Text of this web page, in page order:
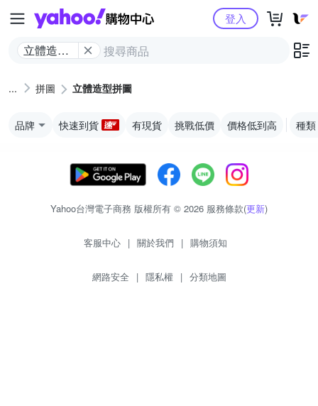
Yahoo購物中心
立體造型
登入
拼圖 立體造型拼圖
品牌 快速到貨 有現貨 挑戰低價 價格低到高 種類
Yahoo台灣電子商務 版權所有 © 2026 服務條款(更新)
客服中心 | 關於我們 | 購物須知
網路安全 | 隱私權 | 分類地圖